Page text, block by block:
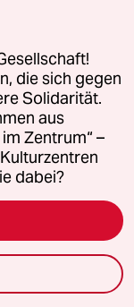
Hintertür
laut
2
zu:
oder
die sich gegen
Solidarität.
aus
Zentrum“ –
dabei?